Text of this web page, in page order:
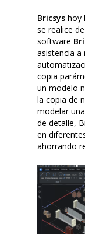
Bricsys hoy
se realice
software
asistencia
copia
un modelo
la copia de
modelar
de detalle,
en
ahorrando